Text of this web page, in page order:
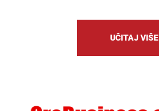
UČITAJ VIŠE